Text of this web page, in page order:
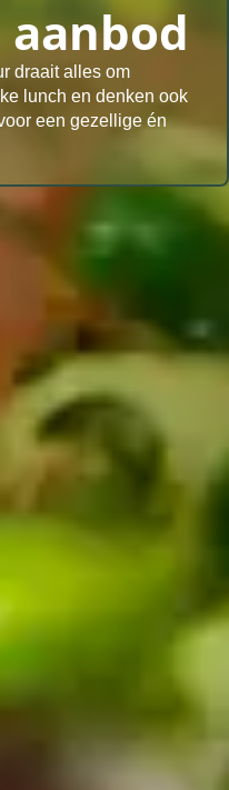
draait alles om
lunch en denken ook
een gezellige én